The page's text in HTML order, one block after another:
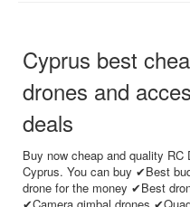
Cyprus best
drones and
deals
Buy now cheap and quality
Cyprus. You can buy ✔Best
drone for the money ✔Best